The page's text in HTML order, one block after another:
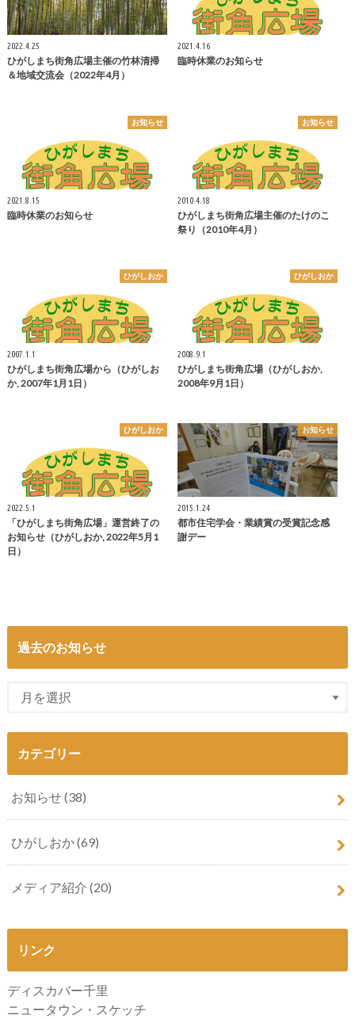
2022.4.25
ひがしまち街角広場主催の竹林清掃
＆地域交流会（2022年4月）
2021.4.16
臨時休業のお知らせ
お知らせ
2021.8.15
臨時休業のお知らせ
お知らせ
2010.4.18
ひがしまち街角広場主催のたけのこ
祭り（2010年4月）
ひがしおか
2007.1.1
ひがしまち街角広場から（ひがしお
か, 2007年1月1日）
ひがしおか
2008.9.1
ひがしまち街角広場（ひがしおか,
2008年9月1日）
ひがしおか
2022.5.1
「ひがしまち街角広場」運営終了の
お知らせ（ひがしおか, 2022年5月1
日）
お知らせ
2015.1.24
都市住宅学会・業績賞の受賞記念感
謝デー
過去のお知らせ
カテゴリー
お知らせ(38)
ひがしおか(69)
メディア紹介 (20)
リンク
ディスカバー千里
ニュータウン・スケッチ